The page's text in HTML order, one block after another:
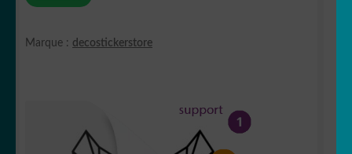
Marque : decostickerstore